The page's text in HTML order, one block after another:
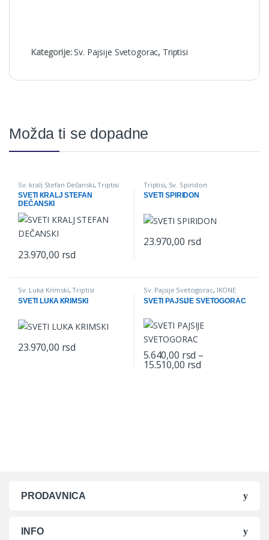
Kategorije:Sv. Pajsije Svetogorac, Triptisi
Možda ti se dopadne
Sv. kralj Stefan Dečanski,Triptisi
SVETI КRALJ STEFAN
DEČANSКI
23.970,00 rsd
Triptisi, Sv. Spiridon
SVETI SPIRIDON
23.970,00 rsd
Sv. Luka Krimski,Triptisi
SVETI LUКA КRIMSКI
23.970,00 rsd
Sv. Pajsije Svetogorac, IKONE
SVETI PAJSIJE SVETOGORAC
5.640,00 rsd –
15.510,00 rsd
This product has multiple
PRODAVNICA
INFO